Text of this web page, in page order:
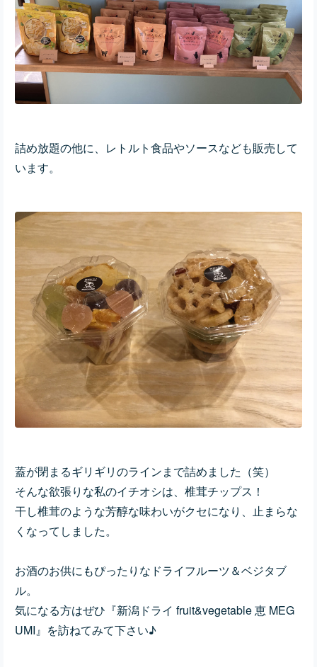
詰め放題の他に、レトルト食品やソースなども販売して
います。
蓋が閉まるギリギリのラインまで詰めました（笑）
そんな欲張りな私のイチオシは、椎茸チップス！
干し椎茸のような芳醇な味わいがクセになり、止まらな
くなってしました。
お酒のお供にもぴったりなドライフルーツ＆ベジタブ
ル。
気になる方はぜひ 『新潟ドライ fruit&vegetable 恵 MEG
UMI』を訪ねてみて下さい♪